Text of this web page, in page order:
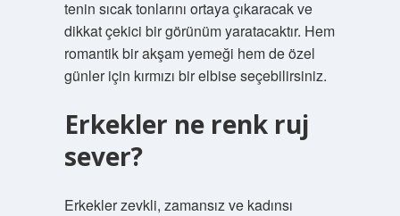
tenin sıcak tonlarını ortaya çıkaracak ve
dikkat çekici bir görünüm yaratacaktır. Hem
romantik bir akşam yemeği hem de özel
günler için kırmızı bir elbise seçebilirsiniz.
Erkekler ne renk ruj
sever?
Erkekler zevkli, zamansız ve kadınsı